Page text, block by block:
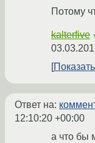
Потому
kalterfive
Ответ на:
12:10:20 +00:00
а что бы